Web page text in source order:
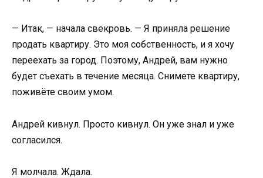
— Итак, — начала свекровь. — Я приняла решение
продать квартиру. Это моя собственность, и я хочу
переехать за город. Поэтому, Андрей, вам нужно
будет съехать в течение месяца. Снимете квартиру,
поживёте своим умом.
Андрей кивнул. Просто кивнул. Он уже знал и уже
согласился.
Я молчала. Ждала.